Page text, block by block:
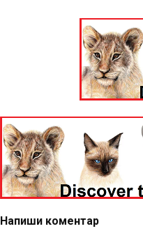
Напиши коментар